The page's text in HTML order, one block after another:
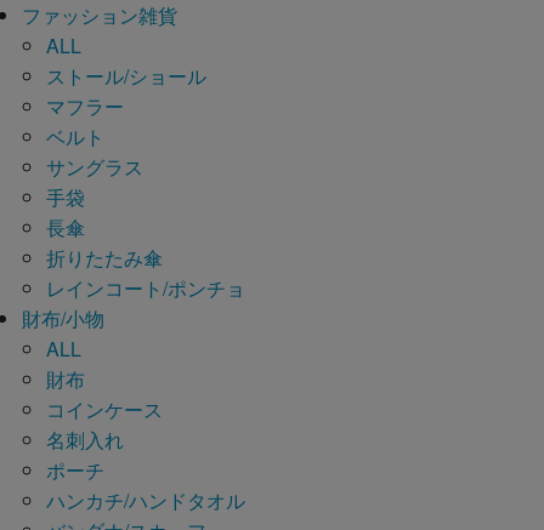
ファッション雑貨
ALL
ストール/ショール
マフラー
ベルト
サングラス
手袋
長傘
折りたたみ傘
レインコート/ポンチョ
財布/小物
ALL
財布
コインケース
名刺入れ
ポーチ
ハンカチ/ハンドタオル